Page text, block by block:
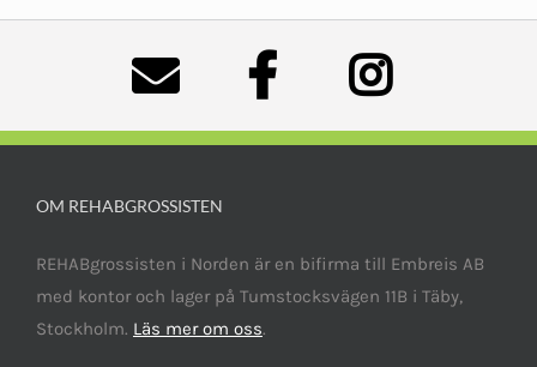
OM REHABGROSSISTEN
REHABgrossisten i Norden är en bifirma till Embreis AB
med kontor och lager på Tumstocksvägen 11B i Täby,
Stockholm. Läs mer om oss.